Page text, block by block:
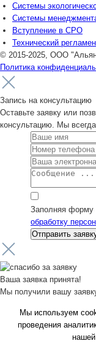
Системы
Системы
Вступление в СРО
Технический
© 2015-2025, ООО
Политика
Запись на консультацию
Оставьте заявку или
консультацию. Мы
Заполняя форму
обработку
Ваша заявка принята!
Мы получили вашу
Мы используем
проведения
нашей